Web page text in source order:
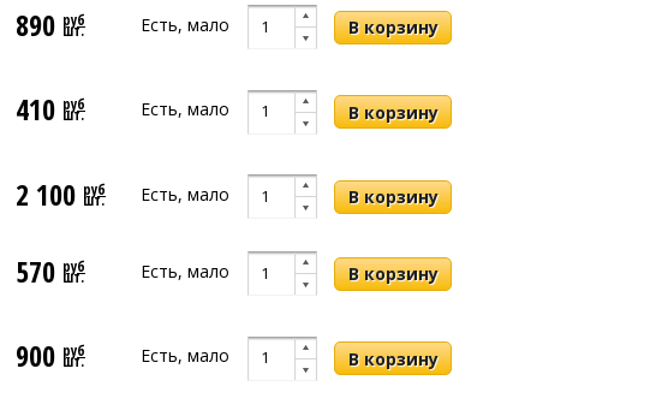
890 руб
шт. Есть, мало
410 руб
шт. Есть, мало
2 100 руб
шт. Есть, мало
570 руб
шт. Есть, мало
900 руб
шт. Есть, мало